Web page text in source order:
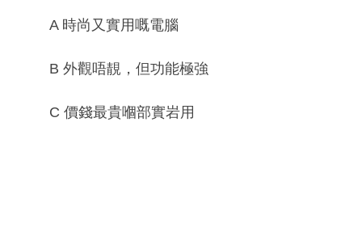
A 時尚又實用嘅電腦
B 外觀唔靚，但功能極強
C 價錢最貴嗰部實岩用